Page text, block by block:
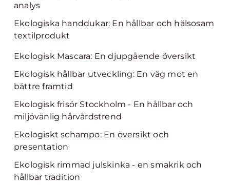
analys
Ekologiska handdukar: En hållbar och hälsosam
textilprodukt
Ekologisk Mascara: En djupgående översikt
Ekologisk hållbar utveckling: En väg mot en
bättre framtid
Ekologisk frisör Stockholm - En hållbar och
miljövänlig hårvårdstrend
Ekologiskt schampo: En översikt och
presentation
Ekologisk rimmad julskinka - en smakrik och
hållbar tradition